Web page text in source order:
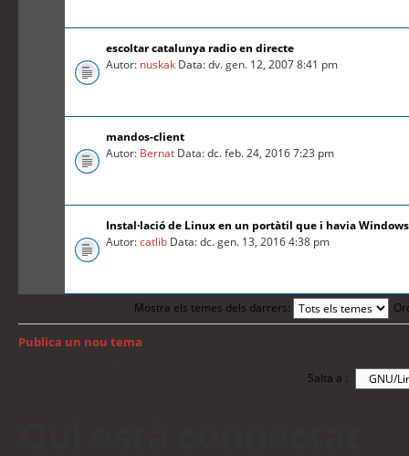
escoltar catalunya radio en directe
Autor: nuskak Data: dv. gen. 12, 2007 8:41 pm
mandos-client
Autor: Bernat Data: dc. feb. 24, 2016 7:23 pm
Instal·lació de Linux en un portàtil que i havia
Autor:catlib Data: dc. gen. 13, 2016 4:38 pm
Mostra els temes dels darrers:
Publica un nou tema
Salta a :